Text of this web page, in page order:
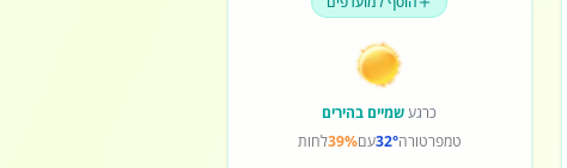
כרגעשמיים בהירים
טמפרטורה32°עם39%לחות